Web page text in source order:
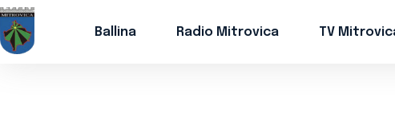
Ballina Radio Mitrovica TV